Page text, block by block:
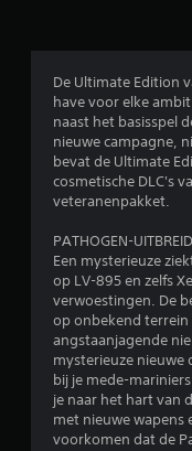
De Ultimate Edition
have voor elke
naast het basisspel
nieuwe campagne,
bevat de Ultimate
cosmetische DLC's
veteranenpakket.
PATHOGEN-
Een mysterieuze
op LV-895 en zelfs
verwoestingen. De
op onbekend terrein
angstaanjagende
mysterieuze nieuwe
bij je mede-
je naar het hart van
met nieuwe wapens
voorkomen dat de